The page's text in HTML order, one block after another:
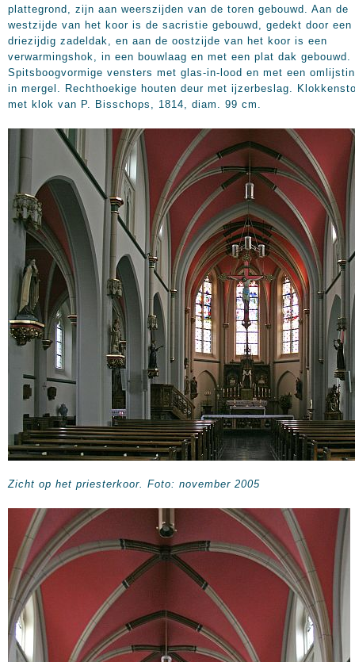
plattegrond, zijn aan weerszijden van de toren gebouwd. Aan de
westzijde van het koor is de sacristie gebouwd, gedekt door een
driezijdig zadeldak, en aan de oostzijde van het koor is een
verwarmingshok, in een bouwlaag en met een plat dak gebouwd.
Spitsboogvormige vensters met glas-in-lood en met een
in mergel. Rechthoekige houten deur met ijzerbeslag.
met klok van P. Bisschops, 1814, diam. 99 cm.
Zicht op het priesterkoor. Foto: november 2005